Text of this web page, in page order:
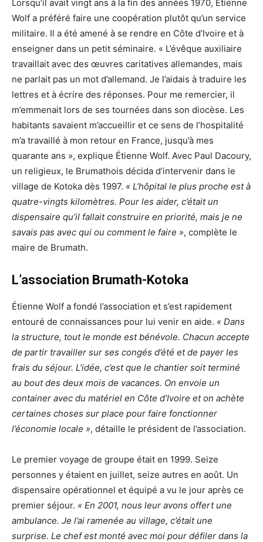
Lorsqu’il avait vingt ans à la fin des années 1970, Étienne
Wolf a préféré faire une coopération plutôt qu’un service
militaire. Il a été amené à se rendre en Côte d’Ivoire et à
enseigner dans un petit séminaire. « L’évêque auxiliaire
travaillait avec des œuvres caritatives allemandes, mais
ne parlait pas un mot d’allemand. Je l’aidais à traduire les
lettres et à écrire des réponses. Pour me remercier, il
m’emmenait lors de ses tournées dans son diocèse. Les
habitants savaient m’accueillir et ce sens de l’hospitalité
m’a travaillé à mon retour en France, jusqu’à mes
quarante ans », explique Étienne Wolf. Avec Paul Dacoury,
un religieux, le Brumathois décida d’intervenir dans le
village de Kotoka dès 1997. « L’hôpital le plus proche est à
quatre-vingts kilomètres. Pour les aider, c’était un
dispensaire qu’il fallait construire en priorité, mais je ne
savais pas avec qui ou comment le faire », complète le
maire de Brumath.
L’association Brumath-Kotoka
Étienne Wolf a fondé l’association et s’est rapidement
entouré de connaissances pour lui venir en aide. « Dans
la structure, tout le monde est bénévole. Chacun accepte
de partir travailler sur ses congés d’été et de payer les
frais du séjour. L’idée, c’est que le chantier soit terminé
au bout des deux mois de vacances. On envoie un
container avec du matériel en Côte d’Ivoire et on achète
certaines choses sur place pour faire fonctionner
l’économie locale », détaille le président de l’association.
Le premier voyage de groupe était en 1999. Seize
personnes y étaient en juillet, seize autres en août. Un
dispensaire opérationnel et équipé a vu le jour après ce
premier séjour. « En 2001, nous leur avons offert une
ambulance. Je l’ai ramenée au village, c’était une
surprise. Le chef est monté avec moi pour défiler dans la